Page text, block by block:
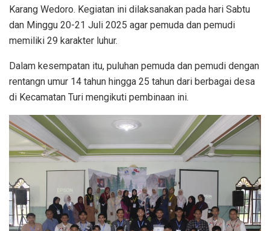
Karang Wedoro. Kegiatan ini dilaksanakan pada hari Sabtu
dan Minggu 20-21 Juli 2025 agar pemuda dan pemudi
memiliki 29 karakter luhur.
Dalam kesempatan itu, puluhan pemuda dan pemudi dengan
rentangn umur 14 tahun hingga 25 tahun dari berbagai desa
di Kecamatan Turi mengikuti pembinaan ini.